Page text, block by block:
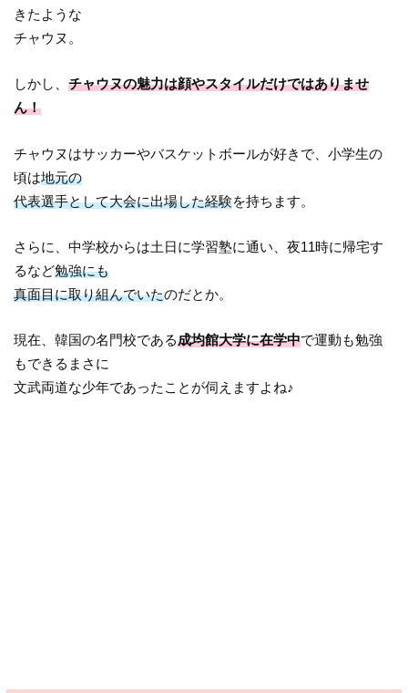
きたような
チャウヌ。
しかし、チャウヌの魅力は顔やスタイルだけではありませ
ん！
チャウヌはサッカーやバスケットボールが好きで、小学生の
頃は地元の
代表選手として大会に出場した経験を持ちます。
さらに、中学校からは土日に学習塾に通い、夜11時に帰宅す
るなど勉強にも
真面目に取り組んでいたのだとか。
現在、韓国の名門校である成均館大学に在学中で運動も勉強
もできるまさに
文武両道な少年であったことが伺えますよね♪